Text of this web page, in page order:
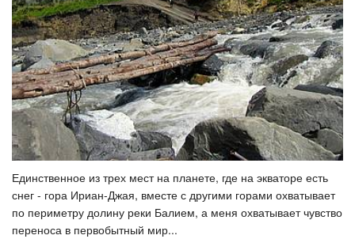
Единственное из трех мест на планете, где на экваторе есть
снег - гора Ириан-Джая, вместе с другими горами охватывает
по периметру долину реки Балием, а меня охватывает чувство
переноса в первобытный мир...